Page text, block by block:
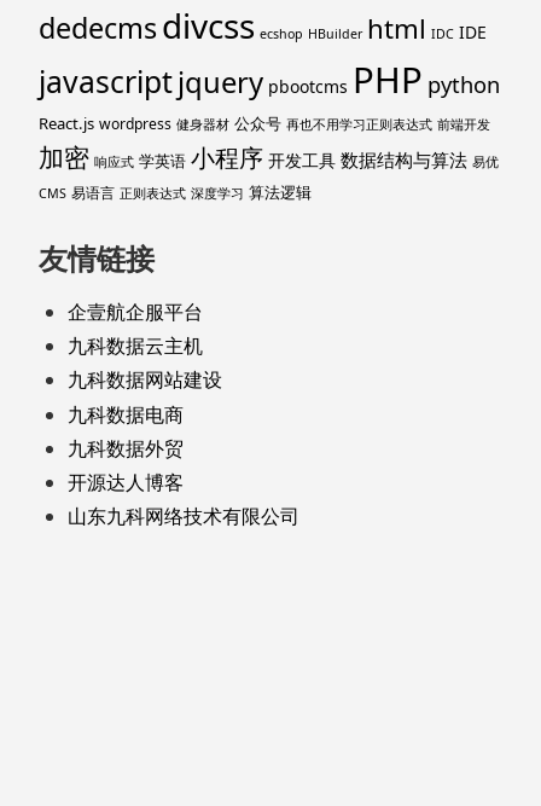
dedecmsdivcss ecshop HBuilder html IDC IDE
javascriptjquery pbootcms PHP python
React.js wordpress 健身器材 公众号 再也不用学习正则表达式 前端开发
加密 响应式 学英语 小程序 开发工具 数据结构与算法 易优
CMS 易语言 正则表达式 深度学习 算法逻辑
友情链接
企壹航企服平台
九科数据云主机
九科数据网站建设
九科数据电商
九科数据外贸
开源达人博客
山东九科网络技术有限公司